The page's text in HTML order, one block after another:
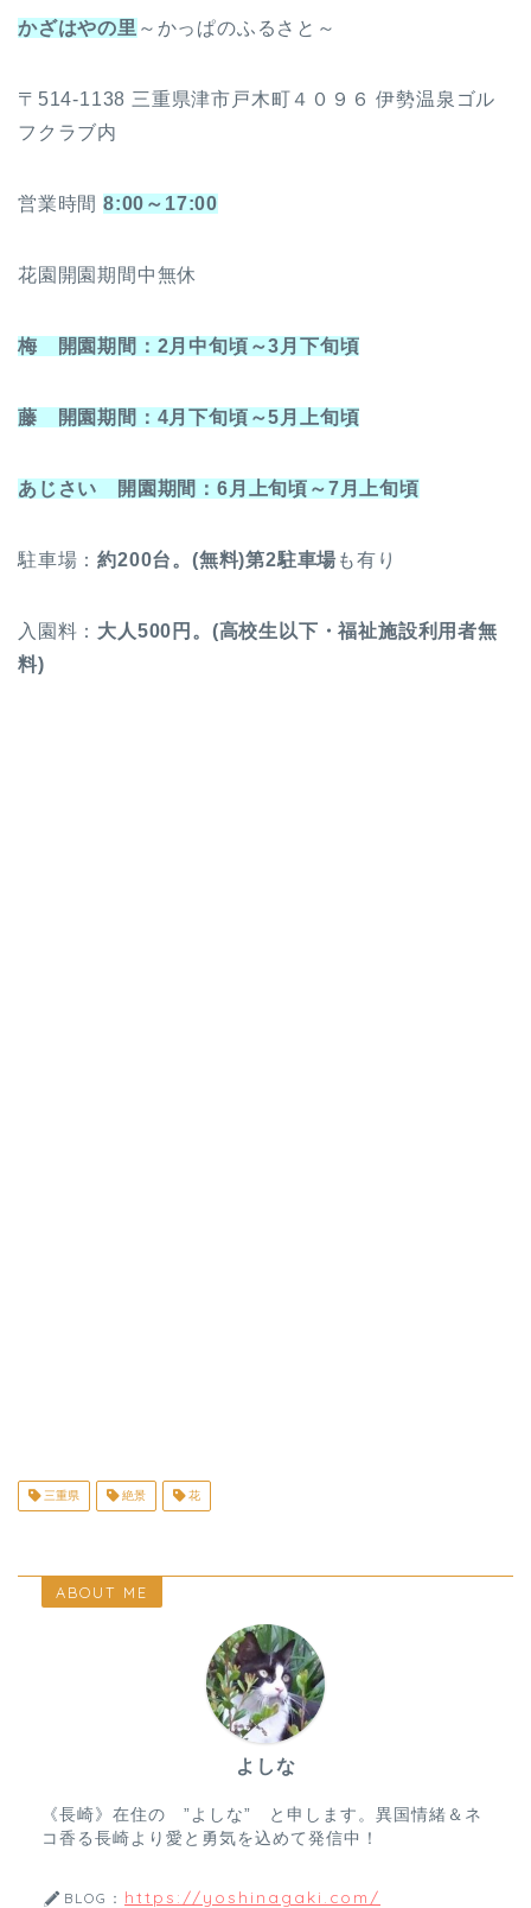
かざはやの里 ～かっぱのふるさと～
〒514-1138 三重県津市戸木町４０９６ 伊勢温泉ゴル
フクラブ内
営業時間 8:00～17:00
花園開園期間中無休
梅 開園期間：2月中旬頃～3月下旬頃
藤 開園期間：4月下旬頃～5月上旬頃
あじさい 開園期間：6月上旬頃～7月上旬頃
駐車場：約200台。(無料)第2駐車場 も有り
入園料： 大人500円。(高校生以下・福祉施設利用者無
料)
三重県 絶景 花
ABOUT ME
よしな
《長崎》在住の ”よしな” と申します。異国情緒＆ネ
コ香る長崎より愛と勇気を込めて発信中！
BLOG： https://yoshinagaki.com/